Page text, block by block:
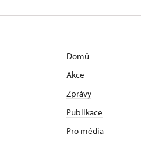
Domů
Akce
Zprávy
Publikace
Pro média